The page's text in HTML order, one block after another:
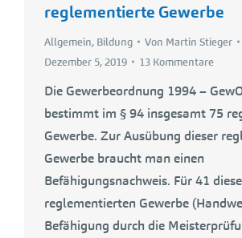
reglementierte Gewerbe
Allgemein, Bildung Von Martin Stieger
Dezember 5, 2019
13 Kommentare
Die Gewerbeordnung 1994 –
bestimmt im § 94 insgesamt 75
Gewerbe. Zur Ausübung dieser
Gewerbe braucht man einen
Befähigungsnachweis. Für 41
reglementierten Gewerbe
Befähigung durch die